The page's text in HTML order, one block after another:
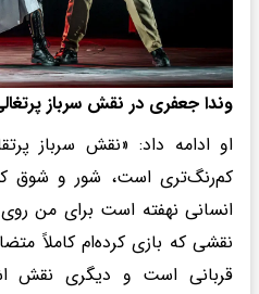
وندا جعفری در نقش سرباز
او ادامه داد: «نقش سرباز
کم‌رنگ‌تری است، شور و شوق
انسانی نهفته است برای من
نقشی که بازی کرده‌ام کاملاً
قربانی است و دیگری نقش